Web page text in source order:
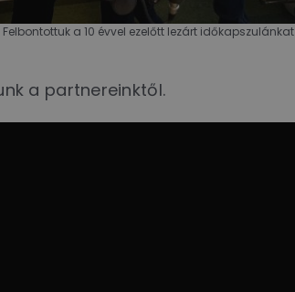
Felbontottuk a 10 évvel ezelőtt lezárt időkapszulánkat
a partnereinktől.